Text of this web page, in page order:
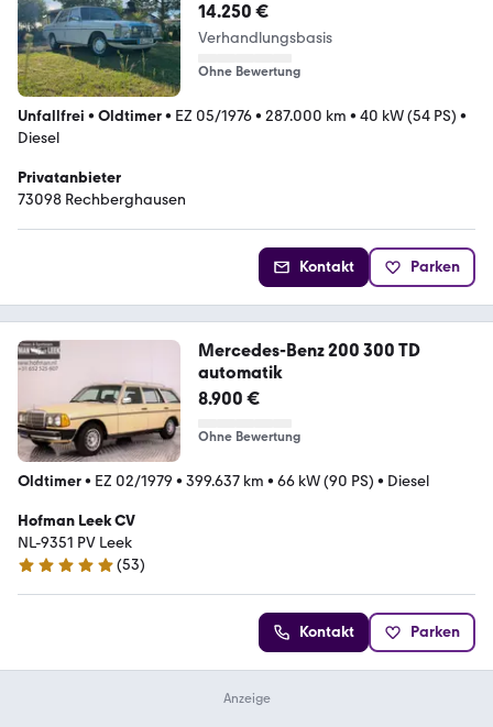
14.250 €
Verhandlungsbasis
Ohne Bewertung
Unfallfrei • Oldtimer• EZ 05/1976• 287.000 km • 40 kW (54 PS) •
Diesel
Privatanbieter
73098 Rechberghausen
Kontakt Parken
Mercedes-Benz 200 300 TD
automatik
8.900 €
Ohne Bewertung
Oldtimer• EZ 02/1979 • 399.637 km • 66 kW (90 PS) • Diesel
Hofman Leek CV
NL-9351 PV Leek
5 Sterne
(53)
Kontakt Parken